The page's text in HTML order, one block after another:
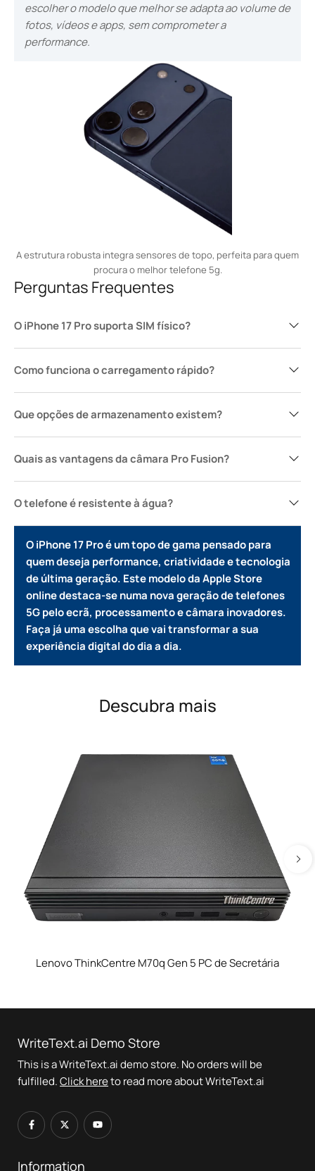
escolher o modelo que melhor se adapta ao volume de
fotos, vídeos e apps, sem comprometer a
performance.
A estrutura robusta integra sensores de topo, perfeita para quem
procura o melhor telefone 5g.
Perguntas Frequentes
O iPhone 17 Pro suporta SIM físico?
Como funciona o carregamento rápido?
Que opções de armazenamento existem?
Quais as vantagens da câmara Pro Fusion?
O telefone é resistente à água?
O iPhone 17 Pro é um topo de gama pensado para
quem deseja performance, criatividade e tecnologia
de última geração. Este modelo da Apple Store
online destaca-se numa nova geração de telefones
5G pelo ecrã, processamento e câmara inovadores.
Faça já uma escolha que vai transformar a sua
experiência digital do dia a dia.
Descubra mais
Lenovo ThinkCentre M70q Gen 5 PC de Secretária
WriteText.ai Demo Store
This is a WriteText.ai demo store. No orders will be
fulfilled.Click hereto read more about WriteText.ai
Information